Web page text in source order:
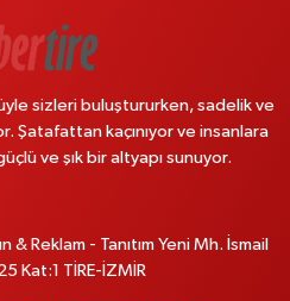
sizleri buluştururken, sadelik ve
Şatafattan kaçınıyor ve insanlara
ve şık bir altyapı sunuyor.
& Reklam - Tanıtım Yeni Mh. İsmail
Kat:1 TİRE-İZMİR